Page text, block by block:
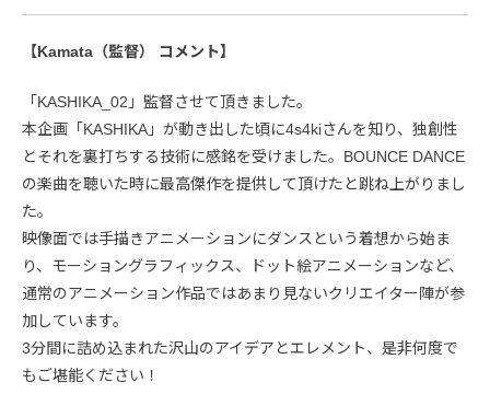
【Kamata（監督） コメント】
「KASHIKA_02」監督させて頂きました。
本企画「KASHIKA」が動き出した頃に4s4kiさんを知り、独創性
とそれを裏打ちする技術に感銘を受けました。BOUNCE DANCE
の楽曲を聴いた時に最高傑作を提供して頂けたと跳ね上がりまし
た。
映像面では手描きアニメーションにダンスという着想から始ま
り、モーショングラフィックス、ドット絵アニメーションなど、
通常のアニメーション作品ではあまり見ないクリエイター陣が参
加しています。
3分間に詰め込まれた沢山のアイデアとエレメント、是非何度で
もご堪能ください！